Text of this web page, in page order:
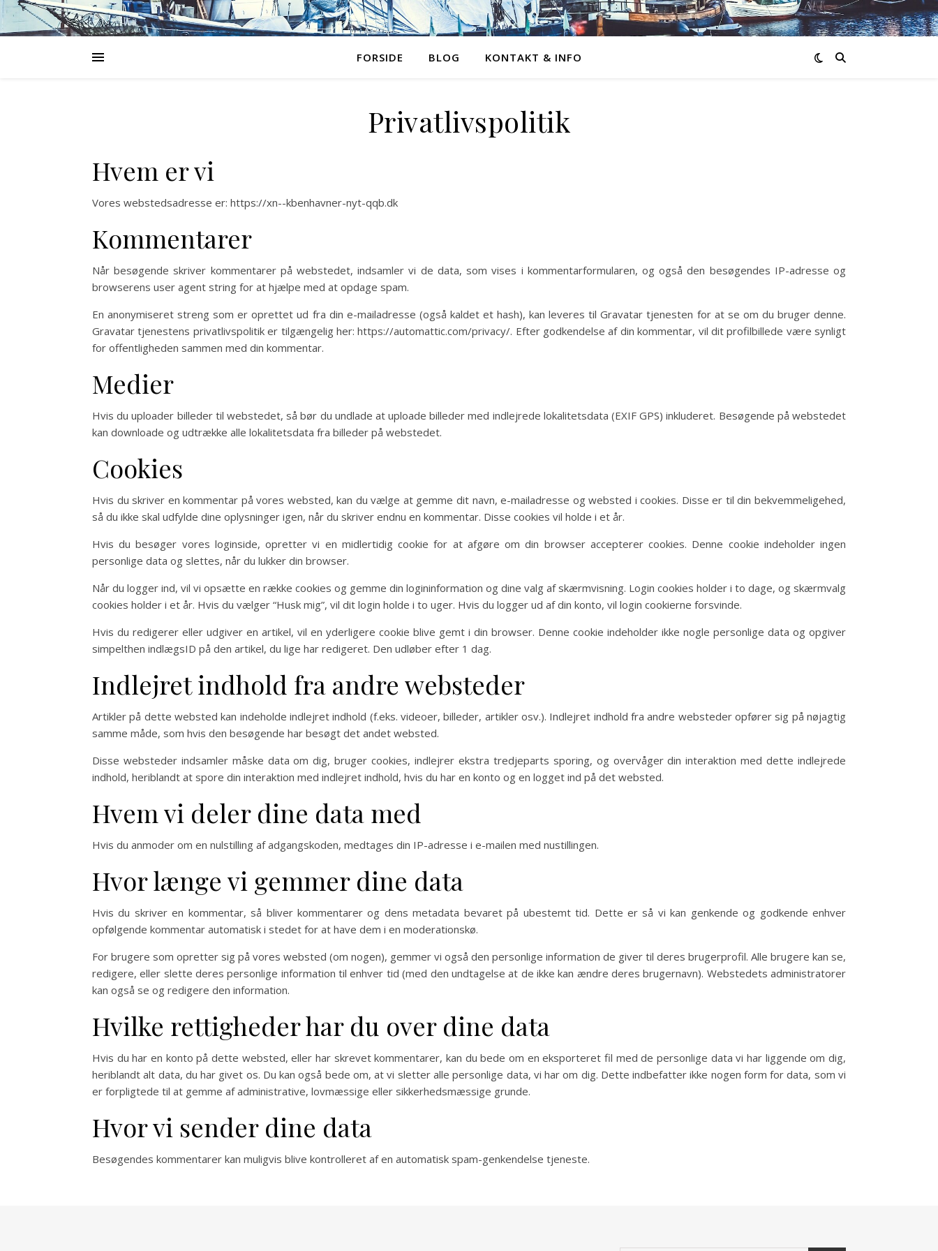
FORSIDE BLOG KONTAKT & INFO
Privatlivspolitik
Hvem er vi
Vores webstedsadresse er: https://xn--kbenhavner-nyt-qqb.dk
Kommentarer
Når besøgende skriver kommentarer på webstedet, indsamler vi de data, som vises i kommentarformularen, og også den besøgendes IP-adresse og
browserens user agent string for at hjælpe med at opdage spam.
En anonymiseret streng som er oprettet ud fra din e-mailadresse (også kaldet et hash), kan leveres til Gravatar tjenesten for at se om du bruger denne.
Gravatar tjenestens privatlivspolitik er tilgængelig her: https://automattic.com/privacy/. Efter godkendelse af din kommentar, vil dit profilbillede være synligt
for offentligheden sammen med din kommentar.
Medier
Hvis du uploader billeder til webstedet, så bør du undlade at uploade billeder med indlejrede lokalitetsdata (EXIF GPS) inkluderet. Besøgende på webstedet
kan downloade og udtrække alle lokalitetsdata fra billeder på webstedet.
Cookies
Hvis du skriver en kommentar på vores websted, kan du vælge at gemme dit navn, e-mailadresse og websted i cookies. Disse er til din bekvemmeligehed,
så du ikke skal udfylde dine oplysninger igen, når du skriver endnu en kommentar. Disse cookies vil holde i et år.
Hvis du besøger vores loginside, opretter vi en midlertidig cookie for at afgøre om din browser accepterer cookies. Denne cookie indeholder ingen
personlige data og slettes, når du lukker din browser.
Når du logger ind, vil vi opsætte en række cookies og gemme din logininformation og dine valg af skærmvisning. Login cookies holder i to dage, og skærmvalg
cookies holder i et år. Hvis du vælger “Husk mig”, vil dit login holde i to uger. Hvis du logger ud af din konto, vil login cookierne forsvinde.
Hvis du redigerer eller udgiver en artikel, vil en yderligere cookie blive gemt i din browser. Denne cookie indeholder ikke nogle personlige data og opgiver
simpelthen indlægsID på den artikel, du lige har redigeret. Den udløber efter 1 dag.
Indlejret indhold fra andre websteder
Artikler på dette websted kan indeholde indlejret indhold (f.eks. videoer, billeder, artikler osv.). Indlejret indhold fra andre websteder opfører sig på nøjagtig
samme måde, som hvis den besøgende har besøgt det andet websted.
Disse websteder indsamler måske data om dig, bruger cookies, indlejrer ekstra tredjeparts sporing, og overvåger din interaktion med dette indlejrede
indhold, heriblandt at spore din interaktion med indlejret indhold, hvis du har en konto og en logget ind på det websted.
Hvem vi deler dine data med
Hvis du anmoder om en nulstilling af adgangskoden, medtages din IP-adresse i e-mailen med nustillingen.
Hvor længe vi gemmer dine data
Hvis du skriver en kommentar, så bliver kommentarer og dens metadata bevaret på ubestemt tid. Dette er så vi kan genkende og godkende enhver
opfølgende kommentar automatisk i stedet for at have dem i en moderationskø.
For brugere som opretter sig på vores websted (om nogen), gemmer vi også den personlige information de giver til deres brugerprofil. Alle brugere kan se,
redigere, eller slette deres personlige information til enhver tid (med den undtagelse at de ikke kan ændre deres brugernavn). Webstedets administratorer
kan også se og redigere den information.
Hvilke rettigheder har du over dine data
Hvis du har en konto på dette websted, eller har skrevet kommentarer, kan du bede om en eksporteret fil med de personlige data vi har liggende om dig,
heriblandt alt data, du har givet os. Du kan også bede om, at vi sletter alle personlige data, vi har om dig. Dette indbefatter ikke nogen form for data, som vi
er forpligtede til at gemme af administrative, lovmæssige eller sikkerhedsmæssige grunde.
Hvor vi sender dine data
Besøgendes kommentarer kan muligvis blive kontrolleret af en automatisk spam-genkendelse tjeneste.